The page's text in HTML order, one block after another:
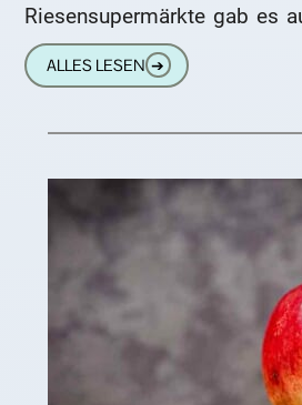
Riesensupermärkte gab es
Ja, für uns fast unvorstellbar,
ALLES LESEN ➔